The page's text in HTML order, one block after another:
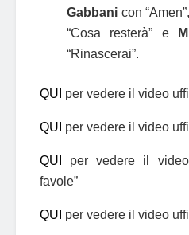
Gabbani con “Amen”,
“Cosa resterà” e
“Rinascerai”.
QUI per vedere il video
QUI per vedere il video
QUI
per vedere il
favole”
QUI per vedere il video